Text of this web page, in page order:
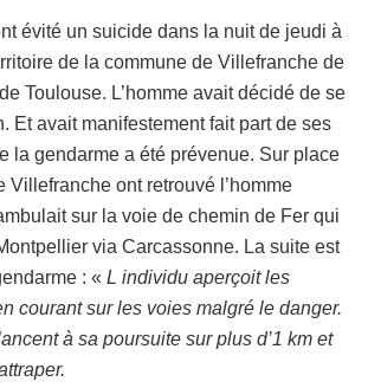
évité un suicide dans la nuit de jeudi à
de la commune de Villefranche de
Toulouse. L’homme avait décidé de se
Et avait manifestement fait part de ses
la gendarme a été prévenue. Sur place
Villefranche ont retrouvé l’homme
sur la voie de chemin de Fer qui
via Carcassonne. La suite est
: « L individu aperçoit les
courant sur les voies malgré le danger.
à sa poursuite sur plus d’1 km et